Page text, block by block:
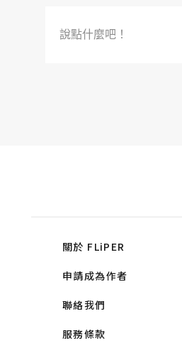
說點什麼吧！
關於 FLiPER
申請成為作者
聯絡我們
服務條款